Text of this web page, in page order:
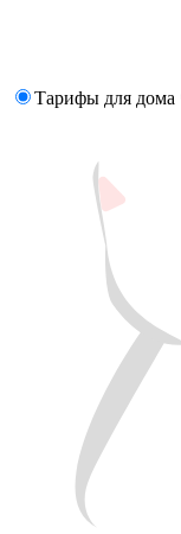
Тарифы для дома